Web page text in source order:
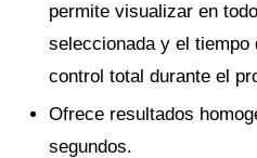
permite visualizar en
seleccionada y el tiempo
control total durante el
Ofrece resultados
segundos.